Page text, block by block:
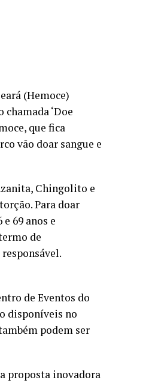
(Hemoce)
‘Doe
que fica
vão doar sangue e
Chingolito e
Para doar
69 anos e
de
de Eventos do
disponíveis no
podem ser
proposta inovadora